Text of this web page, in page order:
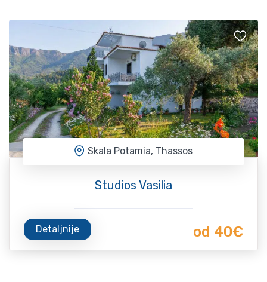
Skala Potamia, Thassos
Studios Vasilia
Detaljnije od 40€